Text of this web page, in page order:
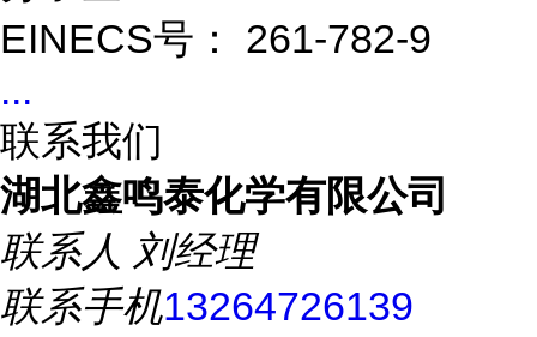
EINECS号： 261-782-9
...
联系我们
湖北鑫鸣泰化学有限公司
联系人 刘经理
联系手机13264726139